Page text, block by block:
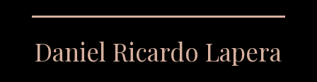
Daniel Ricardo Lapera